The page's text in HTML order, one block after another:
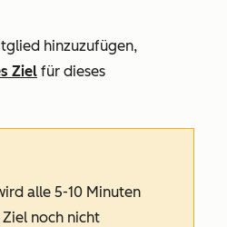
hinzuzufügen,
Ziel für dieses
alle 5-10 Minuten
noch nicht